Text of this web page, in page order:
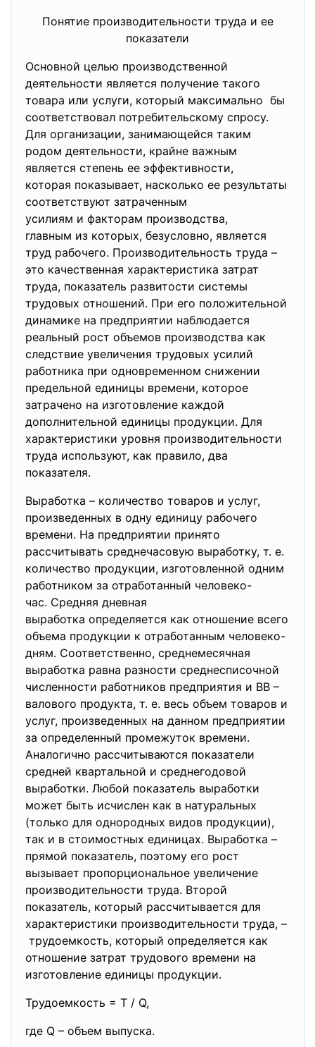
Понятие производительности труда и ее
показатели
Основной целью производственной
деятельности является получение такого
товара или услуги, который максимально бы
соответствовал потребительскому спросу.
Для организации, занимающейся таким
родом деятельности, крайне важным
является степень ее эффективности,
которая показывает, насколько ее результаты
соответствуют затраченным
усилиям и факторам производства,
главным из которых, безусловно, является
труд рабочего. Производительность труда –
это качественная характеристика затрат
труда, показатель развитости системы
трудовых отношений. При его положительной
динамике на предприятии наблюдается
реальный рост объемов производства как
следствие увеличения трудовых усилий
работника при одновременном снижении
предельной единицы времени, которое
затрачено на изготовление каждой
дополнительной единицы продукции. Для
характеристики уровня производительности
труда используют, как правило, два
показателя.
Выработка – количество товаров и услуг,
произведенных в одну единицу рабочего
времени. На предприятии принято
рассчитывать среднечасовую выработку, т. е.
количество продукции, изготовленной одним
работником за отработанный человеко-
час. Средняя дневная
выработка определяется как отношение всего
объема продукции к отработанным человеко-
дням. Соответственно, среднемесячная
выработка равна разности среднесписочной
численности работников предприятия и ВВ –
валового продукта, т. е. весь объем товаров и
услуг, произведенных на данном предприятии
за определенный промежуток времени.
Аналогично рассчитываются показатели
средней квартальной и среднегодовой
выработки. Любой показатель выработки
может быть исчислен как в натуральных
(только для однородных видов продукции),
так и в стоимостных единицах. Выработка –
прямой показатель, поэтому его рост
вызывает пропорциональное увеличение
производительности труда. Второй
показатель, который рассчитывается для
характеристики производительности труда, –
трудоемкость, который определяется как
отношение затрат трудового времени на
изготовление единицы продукции.
Трудоемкость = Т / Q,
где Q – объем выпуска.